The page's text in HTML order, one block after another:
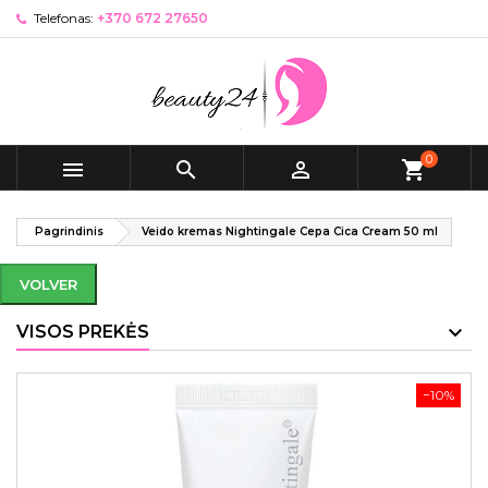
Telefonas: +370 672 27650
   shopping_cart0
Pagrindinis Veido kremas Nightingale Cepa Cica Cream 50 ml
VOLVER
VISOS PREKĖS
−10%